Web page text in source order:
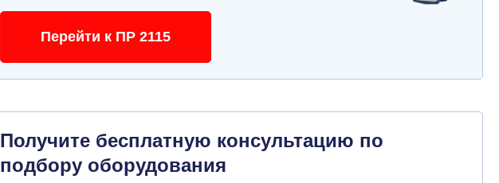
Перейти к ПР 2115
Получите бесплатную консультацию по
подбору оборудования